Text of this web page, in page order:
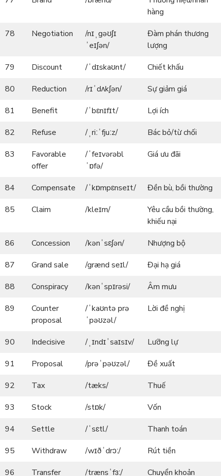
hàng
78
Negotiation
/nɪˌgəʊʃɪ
ˈeɪʃən/
Đàm phán thương
lượng
79
Discount /ˈdɪskaʊnt/
Chiết khấu
80
Reduction /rɪˈdʌkʃən/
Sự giảm giá
81
Benefit /ˈbɛnɪfɪt/
Lợi ích
82
Refuse /ˌriːˈfjuːz/
Bác bỏ/từ chối
83
Favorable
offer
/ˈfeɪvərəbl
ˈɒfə/
Giá ưu đãi
84 Compensate /ˈkɒmpɛnseɪt/
Đền bù, bồi thường
85
Claim /kleɪm/
Yêu cầu bồi thường,
khiếu nại
86
Concession /kənˈsɛʃən/
Nhượng bộ
87
Grand sale /grænd seɪl/
Đại hạ giá
88
Conspiracy /kənˈspɪrəsi/
Âm mưu
89
Counter
proposal
/ˈkaʊntə prə
ˈpəʊzəl/
Lời đề nghị
90 Indecisive /ˌɪndɪˈsaɪsɪv/
Lưỡng lự
91
Proposal /prəˈpəʊzəl/
Đề xuất
92
Tax /tæks/
Thuế
93
Stock /stɒk/
Vốn
94
Settle /ˈsɛtl/
Thanh toán
95
Withdraw /wɪðˈdrɔː/
Rút tiền
96
Transfer /trænsˈfɜː/
Chuyển khoản